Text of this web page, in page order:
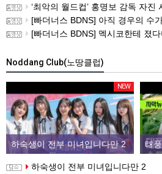
‘최악의 월드컵’ 홍명보 감독 자진
[빠더너스 BDNS] 아직 경우의 수가 남아있다!!
[빠더너스 BDNS] 멕시코한테 졌
Noddang Club(노땅클럽)
NEW
3
하숙생이 전부 미녀입니다만 2 태풍 '돌
하숙생이 전부 미녀입니다만 2